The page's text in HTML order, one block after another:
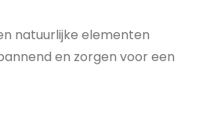
natuurlijke elementen
en zorgen voor een